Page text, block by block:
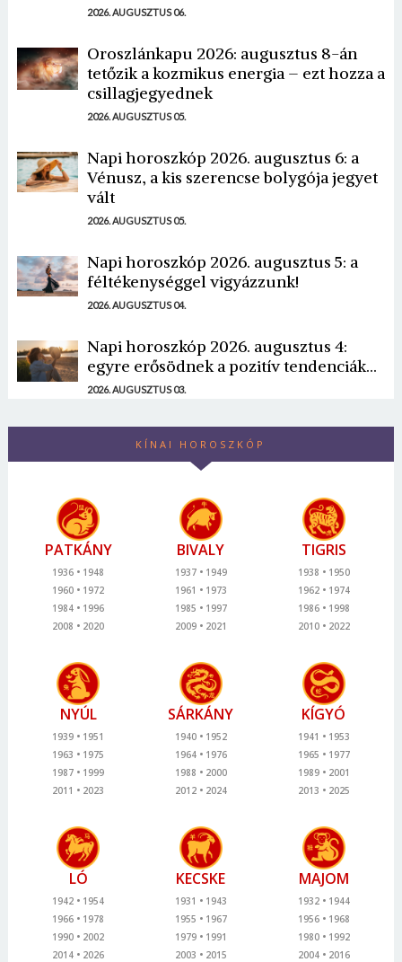
2026. AUGUSZTUS 06.
Oroszlánkapu 2026: augusztus 8-án
tetőzik a kozmikus energia – ezt hozza a
csillagjegyednek
2026. AUGUSZTUS 05.
Napi horoszkóp 2026. augusztus 6: a
Vénusz, a kis szerencse bolygója jegyet
vált
2026. AUGUSZTUS 05.
Napi horoszkóp 2026. augusztus 5: a
féltékenységgel vigyázzunk!
2026. AUGUSZTUS 04.
Napi horoszkóp 2026. augusztus 4:
egyre erősödnek a pozitív tendenciák...
2026. AUGUSZTUS 03.
KÍNAI HOROSZKÓP
PATKÁNY
1936
1948
1960
1972
1984
1996
2008
2020
BIVALY
1937
1949
1961
1973
1985
1997
2009
2021
TIGRIS
1938
1950
1962
1974
1986
1998
2010
2022
NYÚL
1939
1951
1963
1975
1987
1999
2011
2023
SÁRKÁNY
1940
1952
1964
1976
1988
2000
2012
2024
KÍGYÓ
1941
1953
1965
1977
1989
2001
2013
2025
LÓ
1942
1954
1966
1978
1990
2002
2014
2026
KECSKE
1931
1943
1955
1967
1979
1991
2003
2015
MAJOM
1932
1944
1956
1968
1980
1992
2004
2016